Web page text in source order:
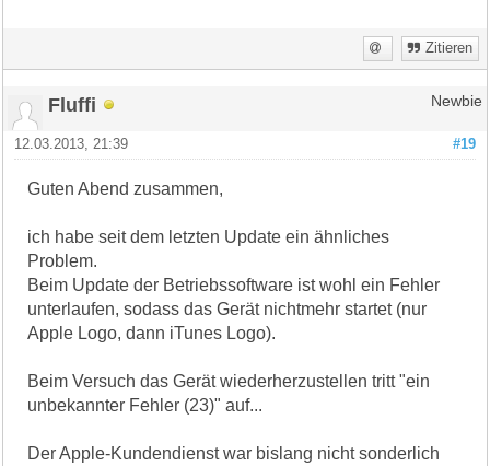
Zitieren
Fluffi Newbie
#19
12.03.2013, 21:39
Guten Abend zusammen,
ich habe seit dem letzten Update ein ähnliches
Problem.
Beim Update der Betriebssoftware ist wohl ein Fehler
unterlaufen, sodass das Gerät nichtmehr startet (nur
Apple Logo, dann iTunes Logo).
Beim Versuch das Gerät wiederherzustellen tritt "ein
unbekannter Fehler (23)" auf...
Der Apple-Kundendienst war bislang nicht sonderlich